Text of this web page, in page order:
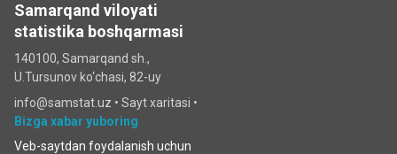
Samarqand viloyati
statistika boshqarmasi
140100, Samarqand sh.,
U.Tursunov ko‘chаsi, 82-uy
info@samstat.uz • Sayt xaritasi •
Bizga xabar yuboring
Veb-saytdan foydalanish uchun